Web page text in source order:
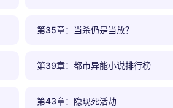
第35章：当杀仍是当放？
第39章：都市异能小说排行榜
第43章：隐现死活劫